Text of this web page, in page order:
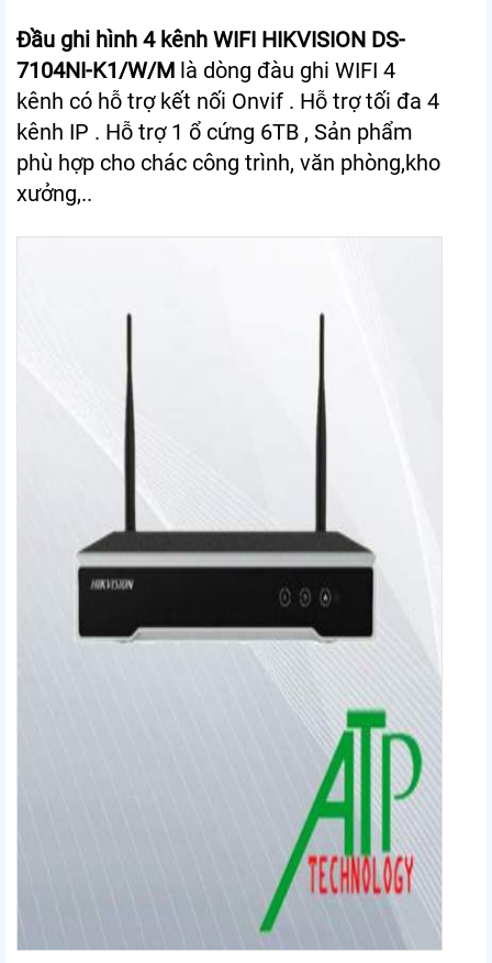
Đầu ghi hình 4 kênh WIFI HIKVISION DS-
7104NI-K1/W/M là dòng đàu ghi WIFI 4
kênh có hỗ trợ kết nối Onvif . Hỗ trợ tối đa 4
kênh IP . Hỗ trợ 1 ổ cứng 6TB , Sản phẩm
phù hợp cho chác công trình, văn phòng,kho
xưởng,..